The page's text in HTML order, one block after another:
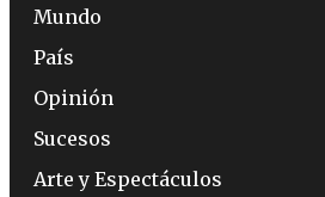
Mundo
País
Opinión
Sucesos
Arte y Espectáculos